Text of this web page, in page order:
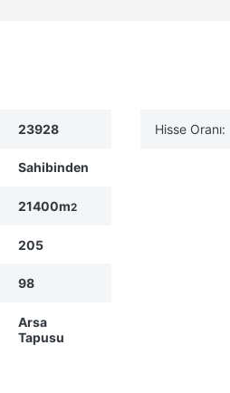
23928
Sahibinden
21400m2
205
98
Arsa
Tapusu
Hisse Oranı: